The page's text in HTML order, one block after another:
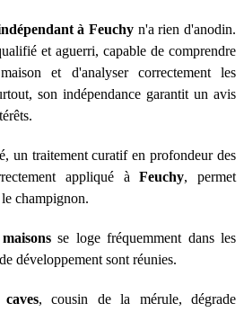
à Feuchyn'a rien d'anodin.
et aguerri, capable de comprendre
et d'analyser correctement les
son indépendance garantit un avis
un traitement curatif en profondeur des
appliqué àFeuchy, permet
champignon.
se loge fréquemment dans les
développement sont réunies.
, cousin de la mérule, dégrade